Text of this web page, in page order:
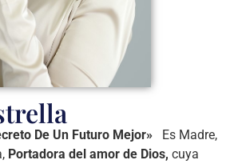
De Un Futuro Mejor» Es Madre,
Portadora del amor de Dios, cuya